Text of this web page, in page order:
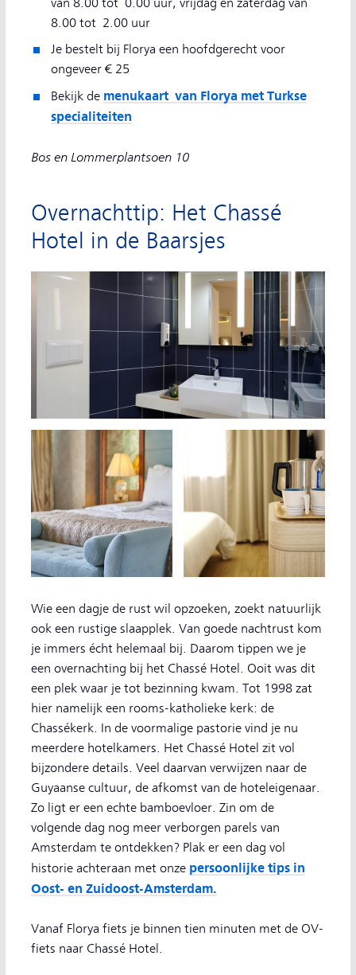
van 8.00 tot 0.00 uur, vrijdag en zaterdag van
8.00 tot 2.00 uur
Je bestelt bij Florya een hoofdgerecht voor
ongeveer € 25
Bekijk de menukaart van Florya met Turkse
specialiteiten
Bos en Lommerplantsoen 10
Overnachttip: Het Chassé
Hotel in de Baarsjes
Wie een dagje de rust wil opzoeken, zoekt natuurlijk
ook een rustige slaapplek. Van goede nachtrust kom
je immers écht helemaal bij. Daarom tippen we je
een overnachting bij het Chassé Hotel. Ooit was dit
een plek waar je tot bezinning kwam. Tot 1998 zat
hier namelijk een rooms-katholieke kerk: de
Chassékerk. In de voormalige pastorie vind je nu
meerdere hotelkamers. Het Chassé Hotel zit vol
bijzondere details. Veel daarvan verwijzen naar de
Guyaanse cultuur, de afkomst van de hoteleigenaar.
Zo ligt er een echte bamboevloer. Zin om de
volgende dag nog meer verborgen parels van
Amsterdam te ontdekken? Plak er een dag vol
historie achteraan met onze persoonlijke tips in
Oost- en Zuidoost-Amsterdam.
Vanaf Florya fiets je binnen tien minuten met de OV-
fiets naar Chassé Hotel.